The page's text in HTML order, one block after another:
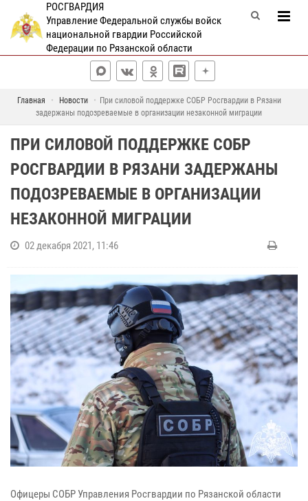
РОСГВАРДИЯ
Управление Федеральной службы войск
национальной гвардии Российской
Федерации по Рязанской области
Главная Новости
При силовой поддержке СОБР Росгвардии в Рязани
задержаны подозреваемые в организации незаконной миграции
ПРИ СИЛОВОЙ ПОДДЕРЖКЕ СОБР
РОСГВАРДИИ В РЯЗАНИ ЗАДЕРЖАНЫ
ПОДОЗРЕВАЕМЫЕ В ОРГАНИЗАЦИИ
НЕЗАКОННОЙ МИГРАЦИИ
02 декабря 2021, 11:46
Офицеры СОБР Управления Росгвардии по Рязанской области